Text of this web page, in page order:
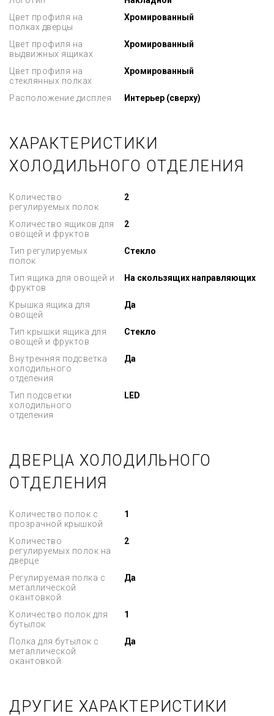
Цвет профиля на
полках дверцы
Хромированный
Цвет профиля на
выдвижных ящиках
Хромированный
Цвет профиля на
стеклянных полках
Хромированный
Расположение дисплея Интерьер (сверху)
ХАРАКТЕРИСТИКИ
ХОЛОДИЛЬНОГО ОТДЕЛЕНИЯ
Количество
регулируемых полок
2
Количество ящиков для
овощей и фруктов
2
Тип регулируемых
полок
Стекло
Тип ящика для овощей и
фруктов
На скользящих направляющих
Крышка ящика для
овощей
Да
Тип крышки ящика для
овощей и фруктов
Стекло
Внутренняя подсветка
холодильного
отделения
Да
Тип подсветки
холодильного
отделения
LED
ДВЕРЦА ХОЛОДИЛЬНОГО
ОТДЕЛЕНИЯ
Количество полок с
прозрачной крышкой
1
Количество
регулируемых полок на
дверце
2
Регулируемая полка с
металлической
окантовкой
Да
Количество полок для
бутылок
1
Полка для бутылок с
металлической
окантовкой
Да
ДРУГИЕ ХАРАКТЕРИСТИКИ